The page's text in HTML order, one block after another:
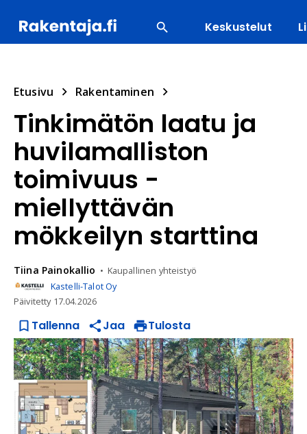
Keskustelut
Etusivu Rakentaminen
Tinkimätön laatu ja
huvilamalliston
toimivuus -
miellyttävän
mökkeilyn starttina
Tiina Painokallio
Kaupallinen yhteistyö
Kastelli-Talot Oy
Päivitetty 17.04.2026
Tallenna Jaa Tulosta